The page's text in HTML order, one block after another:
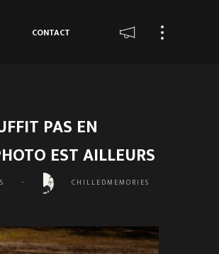
CONTACT
PAS EN
EST AILLEURS
- CHILLEDMEMORIES